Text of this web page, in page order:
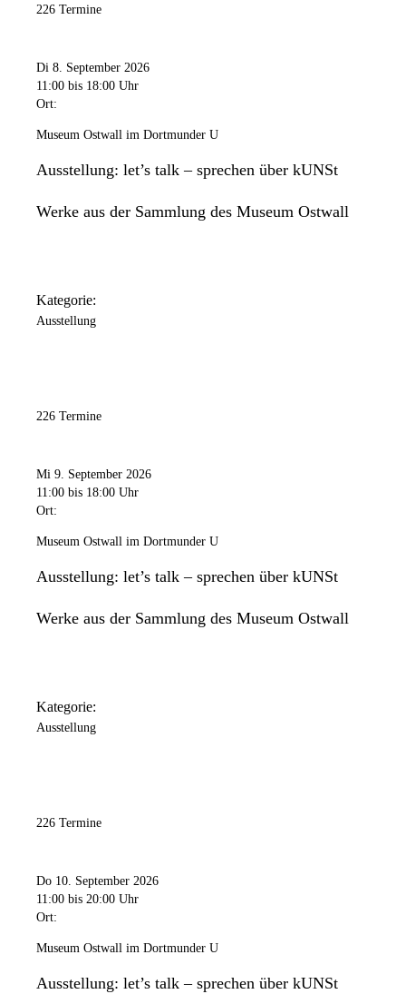
226 Termine
Di 8. September 2026
11:00 bis 18:00 Uhr
Ort:
Museum Ostwall im Dortmunder U
Ausstellung: let’s talk – sprechen über kUNSt
Werke aus der Sammlung des Museum Ostwall
Kategorie:
Ausstellung
226 Termine
Mi 9. September 2026
11:00 bis 18:00 Uhr
Ort:
Museum Ostwall im Dortmunder U
Ausstellung: let’s talk – sprechen über kUNSt
Werke aus der Sammlung des Museum Ostwall
Kategorie:
Ausstellung
226 Termine
Do 10. September 2026
11:00 bis 20:00 Uhr
Ort:
Museum Ostwall im Dortmunder U
Ausstellung: let’s talk – sprechen über kUNSt